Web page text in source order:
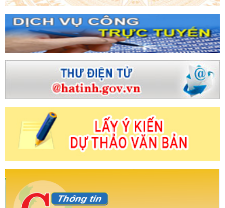
Hà Tĩnh: Sơ kết 6 tháng đầu năm 2024 và gặp
kỳ nhân kỷ niệm 95 năm Ngày thành lập Công đoàn
dựng nền hành chính chuyên nghiệp, hiện đại, hiệu
- Nhân tố có ý nghĩa quyết định thắng lợi
Công
siêu bão Ragasa
Hà Tĩnh trưng bày, giới thiệu
công nghiệp nông thôn tiêu biểu, đặc trưng tại Hội
Bộ - Nghệ An năm 2023
Sự khác nhau giữa
Hà Tĩnh tập huấn trực tuyến phổ cập kỹ năng
cộng đồng trên địa bàn tỉnh
Dấu ấn của Tổng
tác tư tưởng của Đảng
Hà Tĩnh đẩy mạnh
hướng tới tăng trưởng hai con số
Bảo đảm
Hà Tĩnh phát động phong trào thi đua
số và chuyển đổi xanh
Gỡ khó để thúc đẩy
lỏng
Trực tiếp: Lễ viếng Tổng Bí thư Nguyễn
Thành lập CĐCS Công ty cổ phần Du lịch và Thương
giao dịch thương mại tại Lào và Thái Lan cho các
Quốc tế
HÀ TĨNH TỔ CHỨC BÌNH CHỌN
TIÊU BIỂU
Ứng dụng thành công công nghệ phun khí
tịch UBND tỉnh yêu cầu tập trung cao độ thực hiện
triển kinh tế - xã hội năm 2026